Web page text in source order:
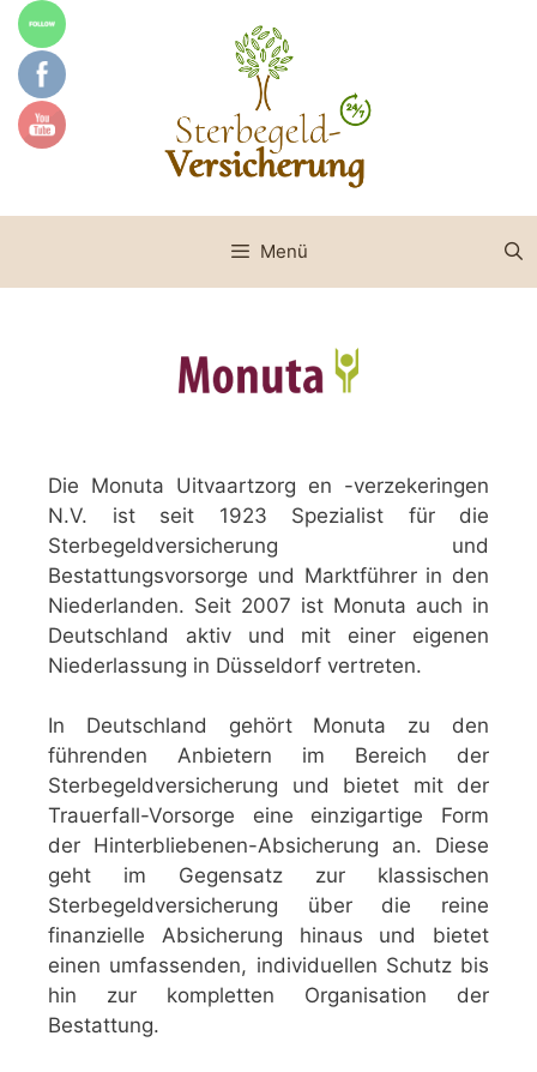
Zum
Inhalt
springen
Menü
Die Monuta Uitvaartzorg en -verzekeringen
N.V. ist seit 1923 Spezialist für die
Sterbegeldversicherung und
Bestattungsvorsorge und Marktführer in den
Niederlanden. Seit 2007 ist Monuta auch in
Deutschland aktiv und mit einer eigenen
Niederlassung in Düsseldorf vertreten.
In Deutschland gehört Monuta zu den
führenden Anbietern im Bereich der
Sterbegeldversicherung und bietet mit der
Trauerfall-Vorsorge eine einzigartige Form
der Hinterbliebenen-Absicherung an. Diese
geht im Gegensatz zur klassischen
Sterbegeldversicherung über die reine
finanzielle Absicherung hinaus und bietet
einen umfassenden, individuellen Schutz bis
hin zur kompletten Organisation der
Bestattung.